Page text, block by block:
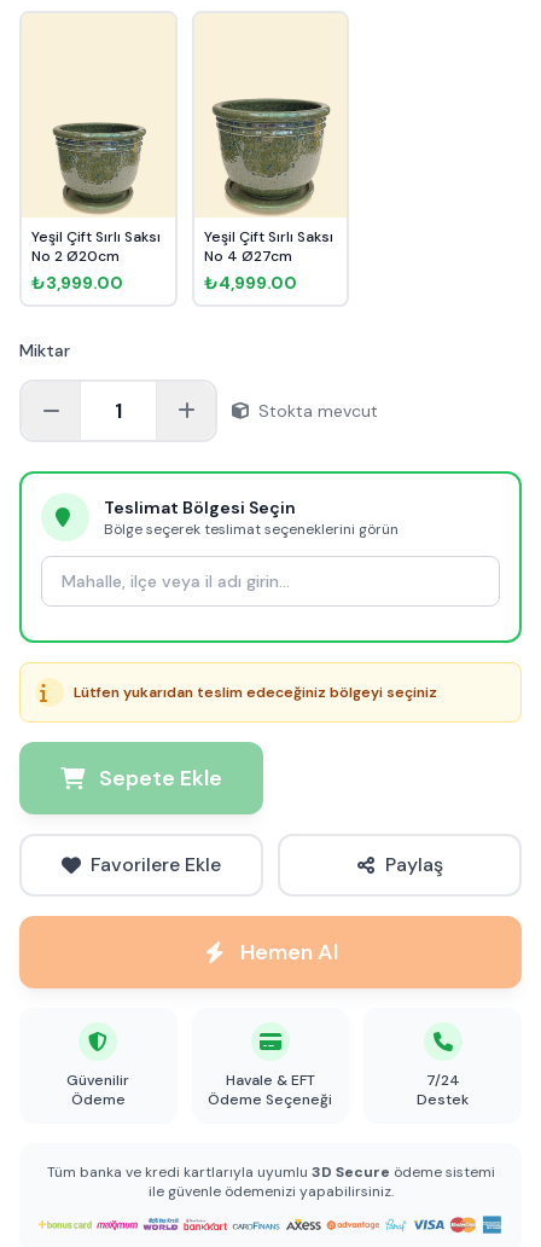
Yeşil Çift Sırlı Saksı
No 2 Ø20cm
₺3,999.00
Yeşil Çift Sırlı Saksı
No 4 Ø27cm
₺4,999.00
Miktar
1 Stokta mevcut
Teslimat Bölgesi Seçin
Bölge seçerek teslimat seçeneklerini görün
Lütfen yukarıdan teslim edeceğiniz bölgeyi seçiniz
Sepete Ekle
Favorilere Ekle Paylaş
Hemen Al
Güvenilir
Ödeme
Havale & EFT
Ödeme Seçeneği
7/24
Destek
Tüm banka ve kredi kartlarıyla uyumlu 3D Secure ödeme sistemi
ile güvenle ödemenizi yapabilirsiniz.